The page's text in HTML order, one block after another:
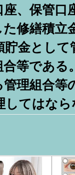
、保管口
修繕積立
金とし
等である
理組合等
てはなら